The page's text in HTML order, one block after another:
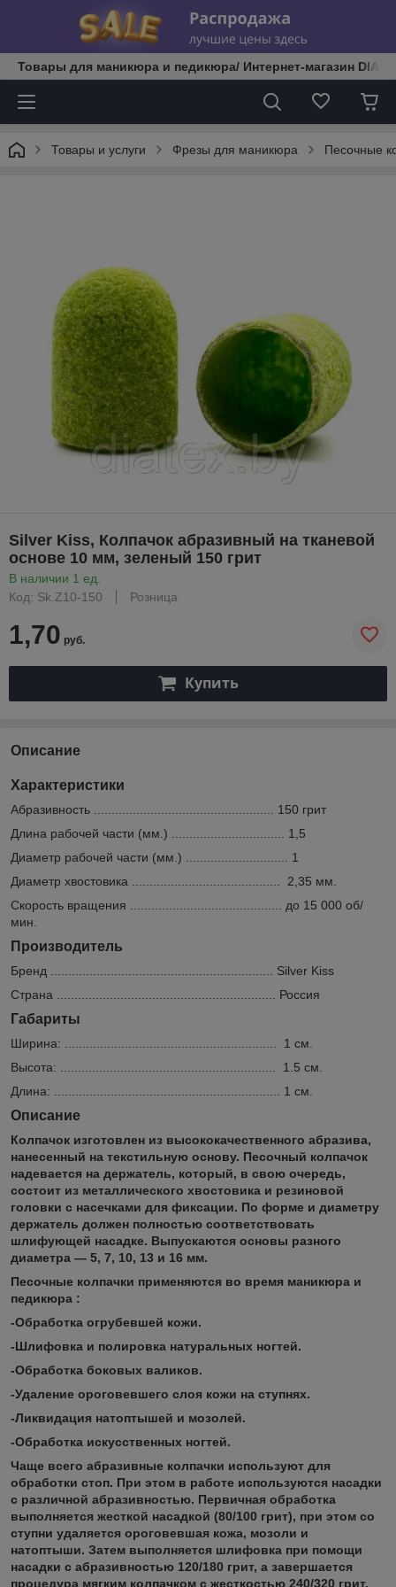
Товары для маникюра и педикюра/ Интернет-магазин
Товары и услуги Фрезы для маникюра Песочные
Silver Kiss, Колпачок абразивный на тканевой
основе 10 мм, зеленый 150 грит
В наличии 1 ед.
Код: Sk.Z10-150
Розница
1,70 руб.
Купить
Описание
Характеристики
Абразивность ................................................... 150 грит
Длина рабочей части (мм.) ................................ 1,5
Диаметр рабочей части (мм.) ............................. 1
Диаметр хвостовика .......................................... 2,35 мм.
Скорость вращения ........................................... до 15 000 об/
мин.
Производитель
Бренд ............................................................... Silver Kiss
Страна .............................................................. Россия
Габариты
Ширина: ............................................................ 1 см.
Высота: ............................................................. 1.5 см.
Длина: ................................................................ 1 см.
Описание
Колпачок изготовлен из высококачественного абразива,
нанесенный на текстильную основу. Песочный колпачок
надевается на держатель, который, в свою очередь,
состоит из металлического хвостовика и резиновой
головки с насечками для фиксации. По форме и диаметру
держатель должен полностью соответствовать
шлифующей насадке. Выпускаются основы разного
диаметра — 5, 7, 10, 13 и 16 мм.
Песочные колпачки применяются во время маникюра и
педикюра :
-Обработка огрубевшей кожи.
-Шлифовка и полировка натуральных ногтей.
-Обработка боковых валиков.
-Удаление ороговевшего слоя кожи на ступнях.
-Ликвидация натоптышей и мозолей.
-Обработка искусственных ногтей.
Чаще всего абразивные колпачки используют для
обработки стоп. При этом в работе используются насадки
с различной абразивностью. Первичная обработка
выполняется жесткой насадкой (80/100 грит), при этом со
ступни удаляется ороговевшая кожа, мозоли и
натоптыши. Затем выполняется шлифовка при помощи
насадки с абразивностью 120/180 грит, а завершается
процедура мягким колпачком с жесткостью 240/320 грит.